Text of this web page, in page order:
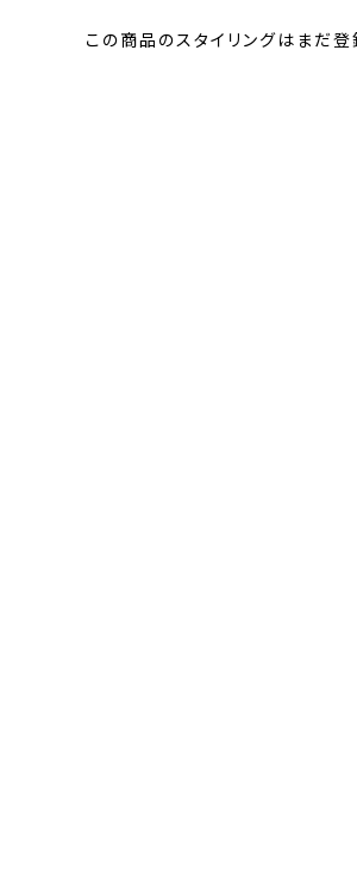
この商品のスタイリングはまだ登